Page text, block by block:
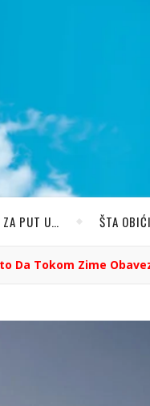
ZA PUT U… ŠTA
Da Tokom Zime